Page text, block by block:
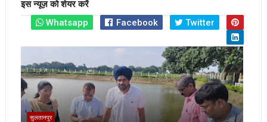
इस न्यूज़ को शेयर करें
Whatsapp
Facebook Twitter
सुलतानपुर